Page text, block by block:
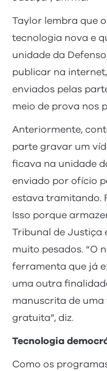
Taylor lembra que
tecnologia nova e
unidade da
publicar na
enviados pelas
meio de prova nos
Anteriormente,
parte gravar um
ficava na unidade
enviado por ofício
estava tramitando.
Isso porque
Tribunal de Justiça
muito pesados. “O
ferramenta que já
uma outra
manuscrita de
gratuita”, diz.
Tecnologia
Como os